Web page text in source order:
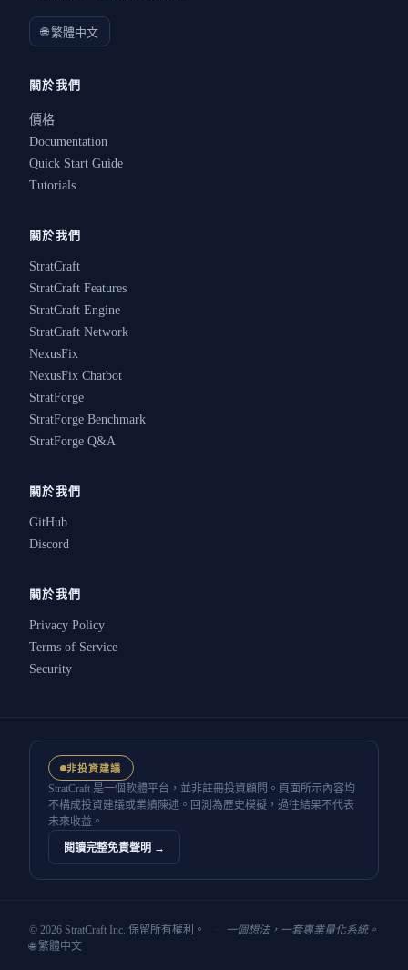
🌐 繁體中文
關於我們
價格
Documentation
Quick Start Guide
Tutorials
關於我們
StratCraft
StratCraft Features
StratCraft Engine
StratCraft Network
NexusFix
NexusFix Chatbot
StratForge
StratForge Benchmark
StratForge Q&A
關於我們
GitHub
Discord
關於我們
Privacy Policy
Terms of Service
Security
非投資建議
StratCraft 是一個軟體平台，並非註冊投資顧問。頁面所示內容均
不構成投資建議或業績陳述。回測為歷史模擬，過往結果不代表
未來收益。
閱讀完整免責聲明 →
© 2026 StratCraft Inc. 保留所有權利。 ·
一個想法，一套專業量化系統。
🌐 繁體中文